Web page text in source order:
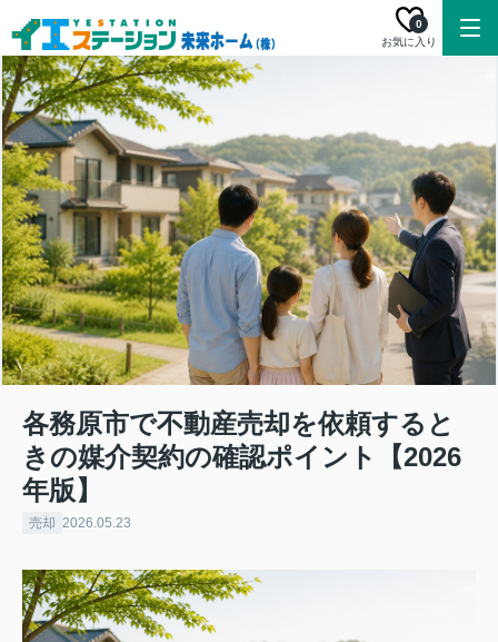
お気に入り
0
各務原市で不動産売却を依頼すると
きの媒介契約の確認ポイント【2026
年版】
売却 2026.05.23